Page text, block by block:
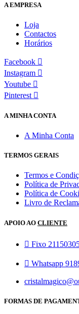
A EMPRESA
Loja
Contactos
Horários
Facebook
Instagram
Youtube
Pinterest
A MINHA CONTA
A Minha Conta
TERMOS GERAIS
Termos e
Política de
Política de
Livro de
APOIO AO CLIENTE
Fixo
Whatsapp
FORMAS DE